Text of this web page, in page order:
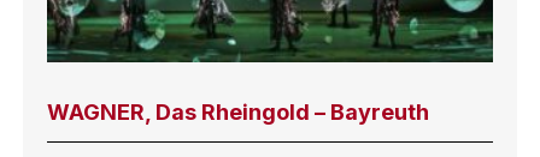
WAGNER, Das Rheingold – Bayreuth